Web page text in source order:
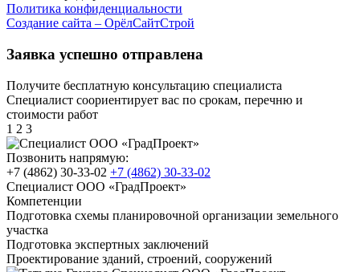
Политика конфиденциальности
Создание сайта – ОрёлСайтСтрой
Заявка успешно отправлена
Получите бесплатную консультацию специалиста
Специалист соориентирует вас по срокам, перечню и
стоимости работ
1 2 3
Позвонить напрямую:
+7 (4862) 30-33-02 +7 (4862) 30-33-02
Специалист ООО «ГрадПроект»
Компетенции
Подготовка схемы планировочной организации земельного
участка
Подготовка экспертных заключений
Проектирование зданий, строений, сооружений